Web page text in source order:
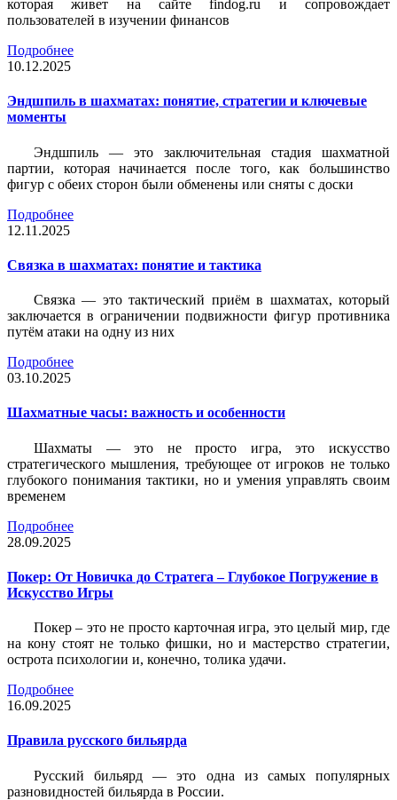
которая живет на сайте findog.ru и сопровождает
пользователей в изучении финансов
Подробнее
10.12.2025
Эндшпиль в шахматах: понятие, стратегии и ключевые
моменты
Эндшпиль — это заключительная стадия шахматной
партии, которая начинается после того, как большинство
фигур с обеих сторон были обменены или сняты с доски
Подробнее
12.11.2025
Связка в шахматах: понятие и тактика
Связка — это тактический приём в шахматах, который
заключается в ограничении подвижности фигур противника
путём атаки на одну из них
Подробнее
03.10.2025
Шахматные часы: важность и особенности
Шахматы — это не просто игра, это искусство
стратегического мышления, требующее от игроков не только
глубокого понимания тактики, но и умения управлять своим
временем
Подробнее
28.09.2025
Покер: От Новичка до Стратега – Глубокое Погружение в
Искусство Игры
Покер – это не просто карточная игра, это целый мир, где
на кону стоят не только фишки, но и мастерство стратегии,
острота психологии и, конечно, толика удачи.
Подробнее
16.09.2025
Правила русского бильярда
Русский бильярд — это одна из самых популярных
разновидностей бильярда в России.